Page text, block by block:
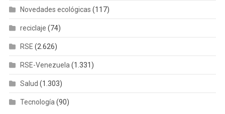
Novedades ecológicas (117)
reciclaje (74)
RSE (2.626)
RSE-Venezuela(1.331)
Salud (1.303)
Tecnología(90)